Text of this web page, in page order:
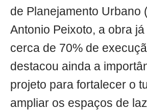
de Planejamento Urbano
Antonio Peixoto, a obra
cerca de 70% de
destacou ainda a
projeto para fortalecer o
ampliar os espaços de